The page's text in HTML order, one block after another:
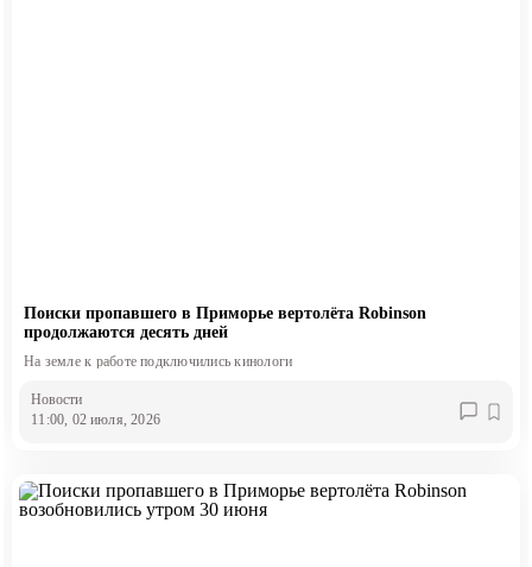
Поиски пропавшего в Приморье вертолёта Robinson
продолжаются десять дней
На земле к работе подключились кинологи
Новости
11:00, 02 июля, 2026